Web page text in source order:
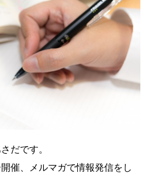
だです。
催、メルマガで情報発信をし